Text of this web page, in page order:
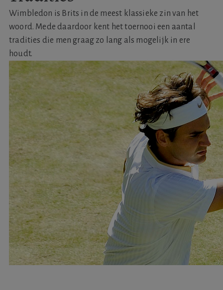
Wimbledon is Brits in de meest klassieke zin van het
woord. Mede daardoor kent het toernooi een aantal
tradities die men graag zo lang als mogelijk in ere
houdt.